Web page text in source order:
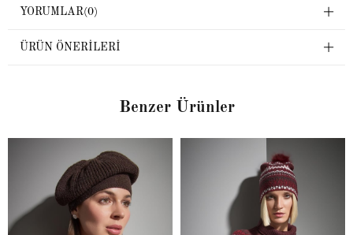
YORUMLAR(0)
ÜRÜN ÖNERILERI
Benzer Ürünler